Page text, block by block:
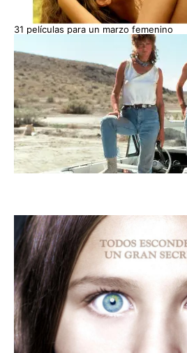
31 películas para un marzo femenino